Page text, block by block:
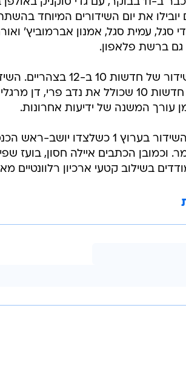
יובילו את יום השידורים המיוחד
סגל, עמית סגל, אמנון אברמוביץ'
גם ברשת פלאפון.
טלי מורנו תפתח את
ישודרו פריצות. אל צוות חדשות 10 שכולל
עורך המשנה של ידיעות אחרונות.
יעקב אחימאיר יגיש את השידור בערוץ
וכמובן הכתבים איילה חסון, בועז
בשילוב קטעי ארכיון רלוונטיים